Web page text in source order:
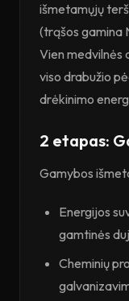
išmetamųjų
(trąšos gamina
Vien medvilnės
viso drabužio
drėkinimo
2 etapas:
Gamybos
Energijos
gamtinės
Cheminių